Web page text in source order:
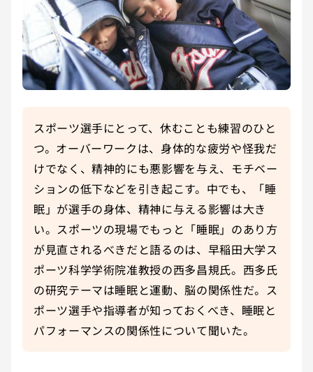
スポーツ選手にとって、休むことも練習のひと
つ。オーバーワークは、身体的な疲労や怪我だ
けでなく、精神的にも悪影響を与え、モチベー
ションの低下などを引き起こす。中でも、「睡
眠」が選手の身体、精神に与える影響は大き
い。スポーツの現場でもっと「睡眠」のあり方
が見直されるべきだと語るのは、早稲田大学ス
ポーツ科学学術院准教授の西多昌規氏。西多氏
の研究テーマは睡眠と運動、脳の関係性だ。ス
ポーツ選手や指導者が知っておくべき、睡眠と
パフォーマンスの関係性について聞いた。